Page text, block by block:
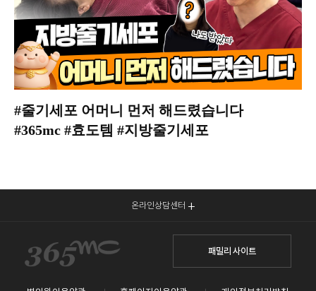
#줄기세포 어머니 먼저 해드렸습니다
#365mc #효도템 #지방줄기세포
온라인상담센터
패밀리 사이트